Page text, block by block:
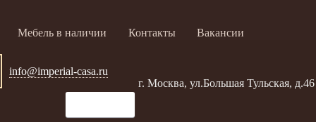
Мебель в наличии Контакты Вакансии
info@imperial-casa.ru
г. Москва, ул.Большая Тульская, д.46